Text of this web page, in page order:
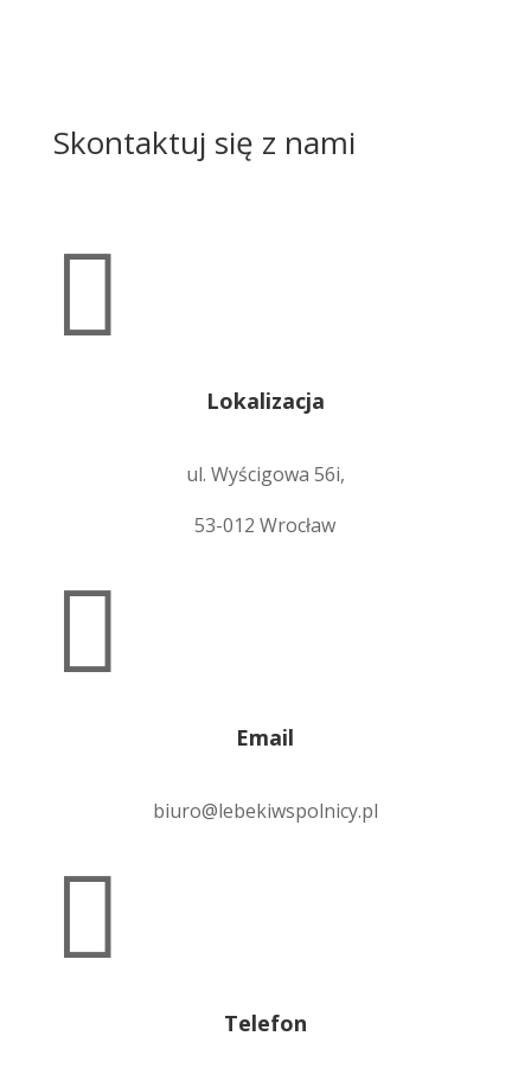
Skontaktuj się z nami

Lokalizacja
ul. Wyścigowa 56i,
53-012 Wrocław

Email
biuro@lebekiwspolnicy.pl

Telefon